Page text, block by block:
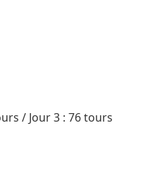
/ Jour 3 : 76 tours